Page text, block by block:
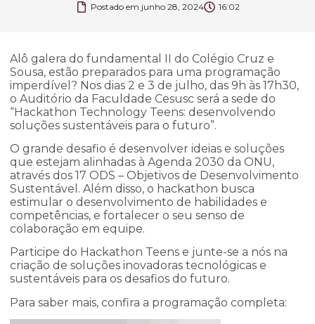
Postado em junho 28, 2024 16:02
Alô galera do fundamental II do Colégio Cruz e
Sousa, estão preparados para uma programação
imperdível? Nos dias 2 e 3 de julho, das 9h às 17h30,
o Auditório da Faculdade Cesusc será a sede do
“Hackathon Technology Teens: desenvolvendo
soluções sustentáveis para o futuro”.
O grande desafio é desenvolver ideias e soluções
que estejam alinhadas à Agenda 2030 da ONU,
através dos 17 ODS – Objetivos de Desenvolvimento
Sustentável. Além disso, o hackathon busca
estimular o desenvolvimento de habilidades e
competências, e fortalecer o seu senso de
colaboração em equipe.
Participe do Hackathon Teens e junte-se a nós na
criação de soluções inovadoras tecnológicas e
sustentáveis para os desafios do futuro.
Para saber mais, confira a programação completa: